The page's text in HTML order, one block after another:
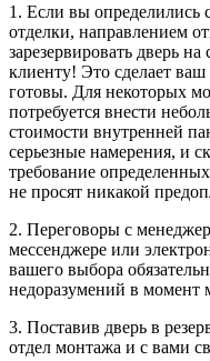
1. Если вы определились
отделки, направлением
зарезервировать дверь
клиенту! Это сделает
готовы. Для некоторых
потребуется внести
стоимости внутренней
серьезные намерения, и
требование
не просят никакой
2. Переговоры с
мессенджере или
вашего выбора
недоразумений в момент
3. Поставив дверь в
отдел монтажа и с вами